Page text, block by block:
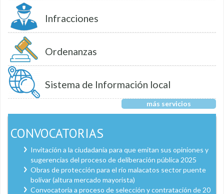
Infracciones
Ordenanzas
Sistema de Información local
más servicios
CONVOCATORIAS
Invitación a la ciudadanía para que emitan sus opiniones y
sugerencias del proceso de deliberación pública 2025
Obras de protección para el río malacatos sector puente
bolívar (altura mercado mayorista)
Convocatoria a proceso de selección y contratación de 20